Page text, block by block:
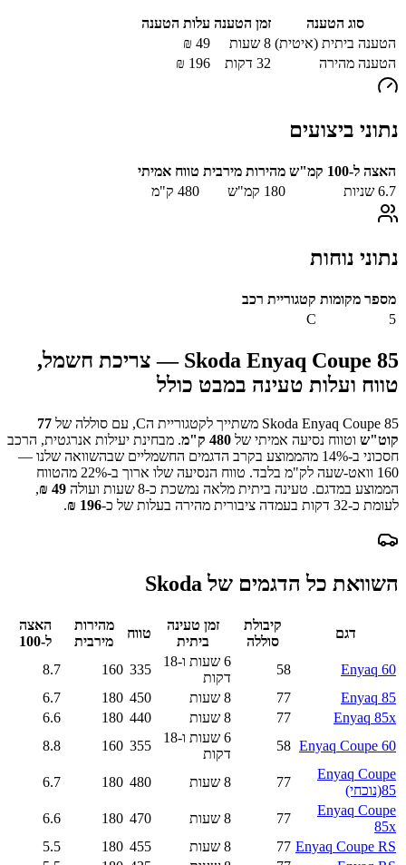
סוג הטענה זמן הטענה עלות הטענה
הטענה ביתית (איטית) 8 שעות 49
₪
הטענה מהירה
32 דקות 196
₪
נתוני ביצועים
האצה ל-100 קמ"ש מהירות מירבית טווח אמיתי
6.7 שניות 180 קמ"ש 480 ק"מ
נתוני נוחות
מספר מקומות קטגוריית רכב
5
C
Skoda Enyaq Coupe 85 — צריכת חשמל,
טווח ועלות טעינה במבט כולל
Skoda Enyaq Coupe 85 משתייך לקטגוריית הC, עם סוללה של 77
קוט"ש וטווח נסיעה אמיתי של 480 ק"מ. מבחינת יעילות אנרגטית, הרכב
חסכוני ב-
14% מהממוצע בקרב הדגמים החשמליים שבהשוואה שלנו —
160 וואט-שעה לק"מ בלבד. טווח הנסיעה שלו ארוך ב- 22 % מהטווח
הממוצע במדגם. טעינה ביתית מלאה נמשכת כ-8 שעות ועולה 49
₪
,
לעומת כ-32 דקות בעמדה ציבורית מהירה בעלות של כ-196
₪
.
השוואת כל הדגמים של Skoda
דגם
קיבולת
סוללה
זמן טעינה
ביתית
טווח
מהירות
מירבית
האצה
ל-100
Enyaq 60
58
6 שעות ו-18
דקות
335
160
8.7
Enyaq 85
77 8 שעות 450
180
6.7
Enyaq 85x
77 8 שעות 440
180
6.6
Enyaq Coupe 60
58
6 שעות ו-18
דקות
355
160
8.8
Enyaq Coupe
85(נוכחי)
77 8 שעות 480
180
6.7
Enyaq Coupe
85x
77 8 שעות 470
180
6.6
Enyaq Coupe RS
77 8 שעות 455
180
5.5